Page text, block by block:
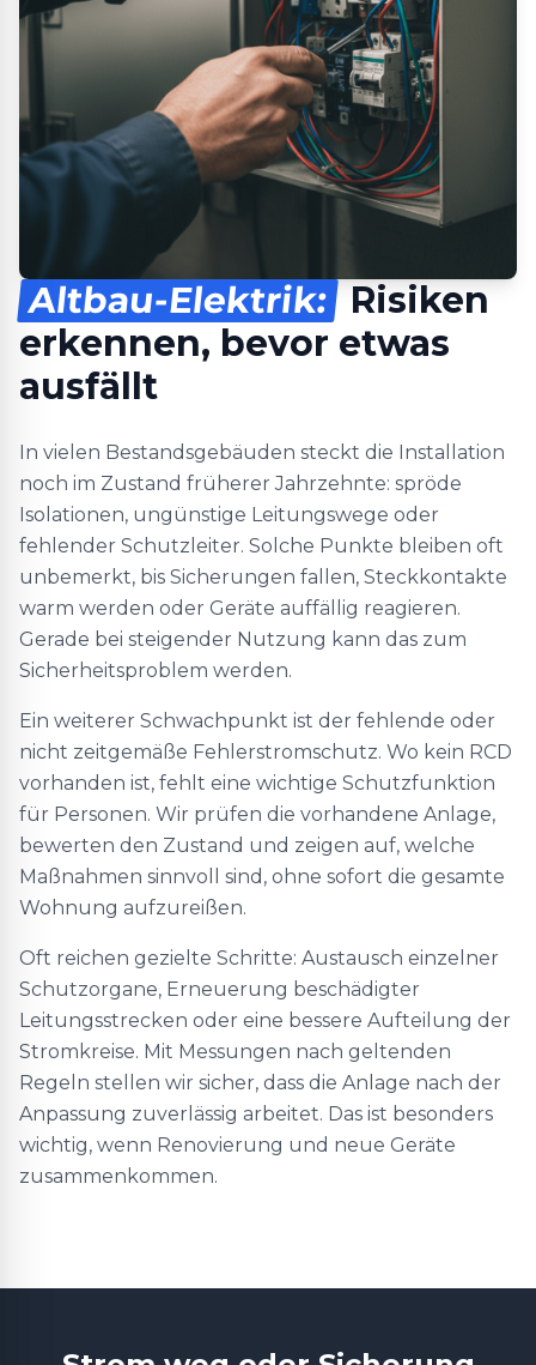
Altbau-Elektrik: Risiken
erkennen, bevor etwas
ausfällt
In vielen Bestandsgebäuden steckt die Installation
noch im Zustand früherer Jahrzehnte: spröde
Isolationen, ungünstige Leitungswege oder
fehlender Schutzleiter. Solche Punkte bleiben oft
unbemerkt, bis Sicherungen fallen, Steckkontakte
warm werden oder Geräte auffällig reagieren.
Gerade bei steigender Nutzung kann das zum
Sicherheitsproblem werden.
Ein weiterer Schwachpunkt ist der fehlende oder
nicht zeitgemäße Fehlerstromschutz. Wo kein RCD
vorhanden ist, fehlt eine wichtige Schutzfunktion
für Personen. Wir prüfen die vorhandene Anlage,
bewerten den Zustand und zeigen auf, welche
Maßnahmen sinnvoll sind, ohne sofort die gesamte
Wohnung aufzureißen.
Oft reichen gezielte Schritte: Austausch einzelner
Schutzorgane, Erneuerung beschädigter
Leitungsstrecken oder eine bessere Aufteilung der
Stromkreise. Mit Messungen nach geltenden
Regeln stellen wir sicher, dass die Anlage nach der
Anpassung zuverlässig arbeitet. Das ist besonders
wichtig, wenn Renovierung und neue Geräte
zusammenkommen.